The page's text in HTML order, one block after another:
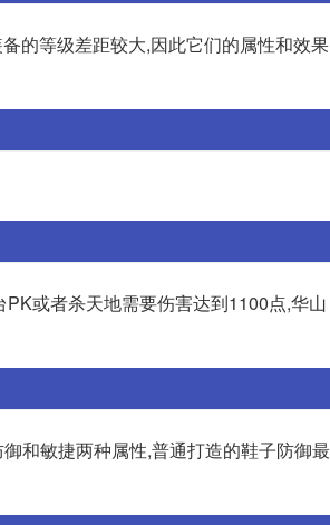
的等级差距较大,因此它们的属性和效果
或者杀天地需要伤害达到1100点,华山
和敏捷两种属性,普通打造的鞋子防御最